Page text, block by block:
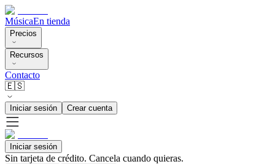
MúsicaEn tienda
Precios
Recursos
Contacto
🇪🇸
Iniciar sesión Crear cuenta
Iniciar sesión
Sin tarjeta de crédito. Cancela cuando quieras.